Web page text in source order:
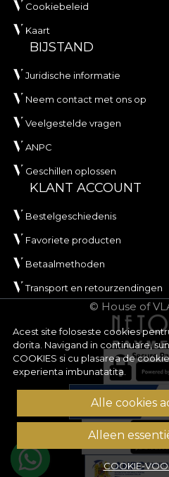
Acest site foloseste cookies
dorita. Navigand in continuare,
COOKIES si cu plasarea de
experienta imbunatatita.
Alle cookies
Alleen
COOKIE-
Cookiebeleid
Kaart
BIJSTAND
Juridische informatie
Neem contact met ons op
Veelgestelde vragen
ANPC
Geschillen oplossen
KLANT ACCOUNT
Bestelgeschiedenis
Favoriete producten
Betaalmethoden
Transport en retourzendingen
© House of